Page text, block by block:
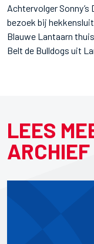
Achtervolger
bezoek bij
Blauwe Lantaarn
Belt de Bulldogs
LEES
ARCHIEF